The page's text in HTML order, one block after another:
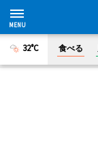
32°C 食べる